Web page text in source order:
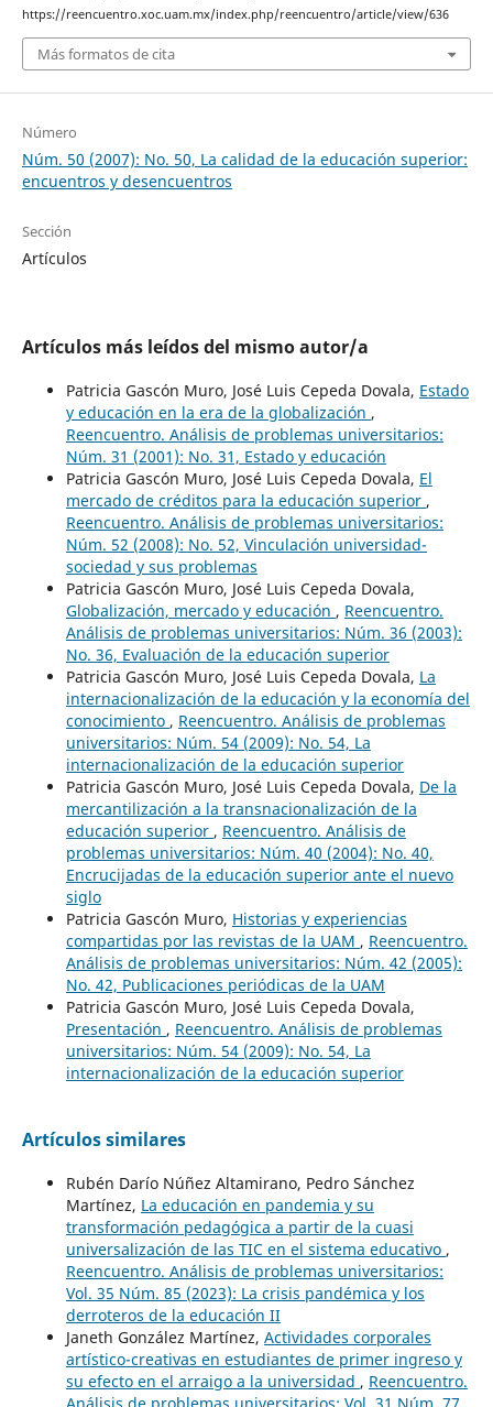
https://reencuentro.xoc.uam.mx/index.php/reencuentro/article/view/636
Más formatos de cita
Número
Núm. 50 (2007): No. 50, La calidad de la educación superior:
encuentros y desencuentros
Sección
Artículos
Artículos más leídos del mismo autor/a
Patricia Gascón Muro, José Luis Cepeda Dovala, Estado
y educación en la era de la globalización ,
Reencuentro. Análisis de problemas universitarios:
Núm. 31 (2001): No. 31, Estado y educación
Patricia Gascón Muro, José Luis Cepeda Dovala, El
mercado de créditos para la educación superior ,
Reencuentro. Análisis de problemas universitarios:
Núm. 52 (2008): No. 52, Vinculación universidad-
sociedad y sus problemas
Patricia Gascón Muro, José Luis Cepeda Dovala,
Globalización, mercado y educación , Reencuentro.
Análisis de problemas universitarios: Núm. 36 (2003):
No. 36, Evaluación de la educación superior
Patricia Gascón Muro, José Luis Cepeda Dovala, La
internacionalización de la educación y la economía del
conocimiento , Reencuentro. Análisis de problemas
universitarios: Núm. 54 (2009): No. 54, La
internacionalización de la educación superior
Patricia Gascón Muro, José Luis Cepeda Dovala, De la
mercantilización a la transnacionalización de la
educación superior , Reencuentro. Análisis de
problemas universitarios: Núm. 40 (2004): No. 40,
Encrucijadas de la educación superior ante el nuevo
siglo
Patricia Gascón Muro, Historias y experiencias
compartidas por las revistas de la UAM , Reencuentro.
Análisis de problemas universitarios: Núm. 42 (2005):
No. 42, Publicaciones periódicas de la UAM
Patricia Gascón Muro, José Luis Cepeda Dovala,
Presentación , Reencuentro. Análisis de problemas
universitarios: Núm. 54 (2009): No. 54, La
internacionalización de la educación superior
Artículos similares
Rubén Darío Núñez Altamirano, Pedro Sánchez
Martínez, La educación en pandemia y su
transformación pedagógica a partir de la cuasi
universalización de las TIC en el sistema educativo ,
Reencuentro. Análisis de problemas universitarios:
Vol. 35 Núm. 85 (2023): La crisis pandémica y los
derroteros de la educación II
Janeth González Martínez, Actividades corporales
artístico-creativas en estudiantes de primer ingreso y
su efecto en el arraigo a la universidad , Reencuentro.
Análisis de problemas universitarios: Vol. 31 Núm. 77